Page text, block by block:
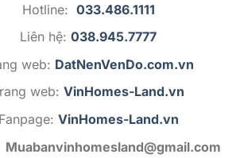
Hotline: 033.486.1111
Liên hệ: 038.945.7777
web: DatNenVenDo.com.vn
web: VinHomes-Land.vn
Fanpage: VinHomes-Land.vn
Muabanvinhomesland@gmail.com